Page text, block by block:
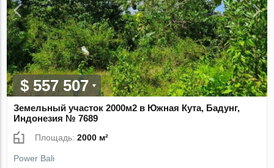
$ 557 507
Земельный участок 2000м2 в Южная Кута, Бадунг,
Индонезия № 7689
Площадь:2000 м²
Power Bali